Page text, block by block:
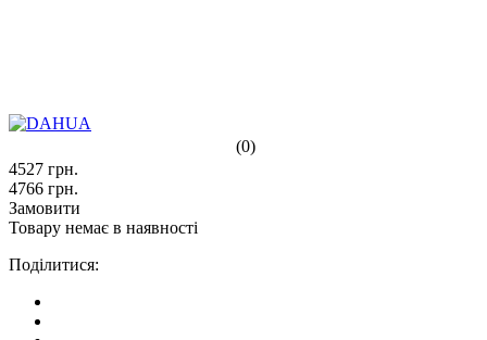
(0)
4527 грн.
4766 грн.
Замовити
Товару немає в наявності
Поділитися: